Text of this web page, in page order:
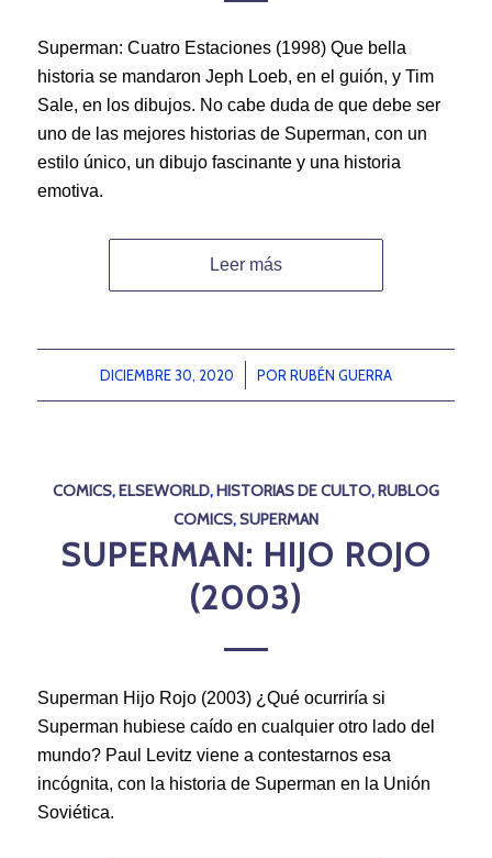
Superman: Cuatro Estaciones (1998) Que bella
historia se mandaron Jeph Loeb, en el guión, y Tim
Sale, en los dibujos. No cabe duda de que debe ser
uno de las mejores historias de Superman, con un
estilo único, un dibujo fascinante y una historia
emotiva.
Leer más
DICIEMBRE 30, 2020
/ POR RUBÉN GUERRA
COMICS,ELSEWORLD,HISTORIAS DE CULTO,RUBLOG
COMICS,SUPERMAN
SUPERMAN: HIJO ROJO
(2003)
Superman Hijo Rojo (2003) ¿Qué ocurriría si
Superman hubiese caído en cualquier otro lado del
mundo? Paul Levitz viene a contestarnos esa
incógnita, con la historia de Superman en la Unión
Soviética.